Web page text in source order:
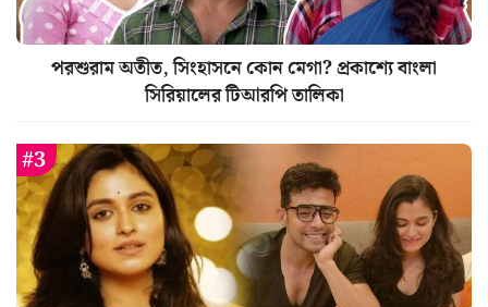
পরশুরাম অতীত, সিংহাসনে কোন মেগা? প্রকাশ্যে বাংলা
সিরিয়ালের টিআরপি তালিকা